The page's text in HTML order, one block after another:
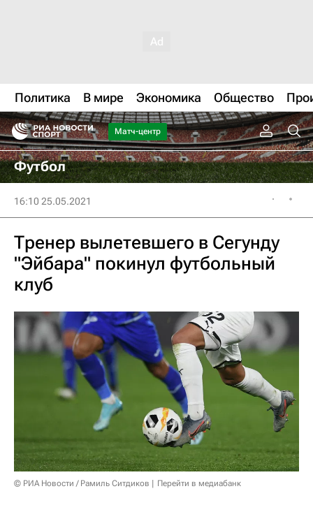
Политика В мире Экономика Общество
Матч-центр
Футбол
16:10 25.05.2021
Тренер вылетевшего в Сегунду
"Эйбара" покинул футбольный
клуб
© РИА Новости / Рамиль Ситдиков Перейти в медиабанк